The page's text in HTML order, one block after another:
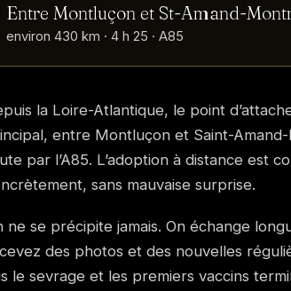
Entre Montluçon et St-Amand-
environ 430 km · 4 h 25 · A85
la Loire-Atlantique, le point
entre Montluçon et Saint-
par l’A85. L’adoption à distance est
sans mauvaise surprise.
ne se précipite jamais. On échange
des photos et des nouvelles
le sevrage et les premiers vaccins